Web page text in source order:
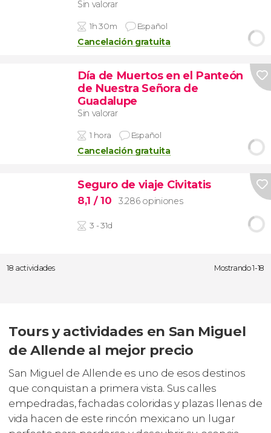
Sin valorar
1h 30m Español
Cancelación gratuita
Día de Muertos en el Panteón
de Nuestra Señora de
Guadalupe
Sin valorar
1 hora Español
Cancelación gratuita
Seguro de viaje Civitatis
8,1 / 10 3.286 opiniones
3 - 31d
18 actividades Mostrando 1-18
Tours y actividades en San Miguel
de Allende al mejor precio
San Miguel de Allende es uno de esos destinos
que conquistan a primera vista. Sus calles
empedradas, fachadas coloridas y plazas llenas de
vida hacen de este rincón mexicano un lugar